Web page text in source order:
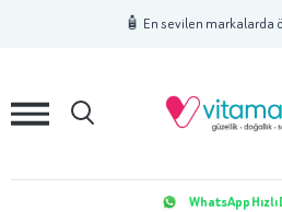
🧴 En sevilen markalarda
2 3
WhatsApp